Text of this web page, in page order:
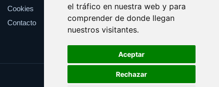
el tráfico en nuestra web y para
comprender de donde llegan
nuestros visitantes.
Aceptar
Rechazar
Cookies
Contacto
Update cookies preferences